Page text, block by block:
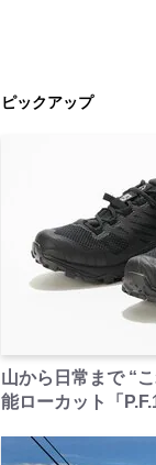
ピックアップ
山から日常まで “
能ローカット「